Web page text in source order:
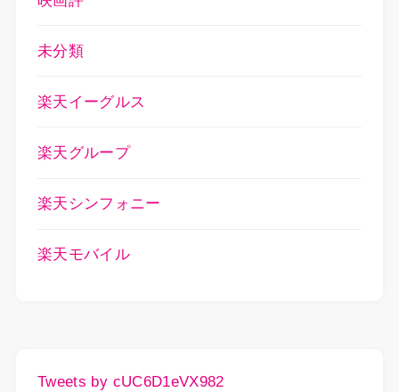
未分類
楽天イーグルス
楽天グループ
楽天シンフォニー
楽天モバイル
Tweets by cUC6D1eVX982